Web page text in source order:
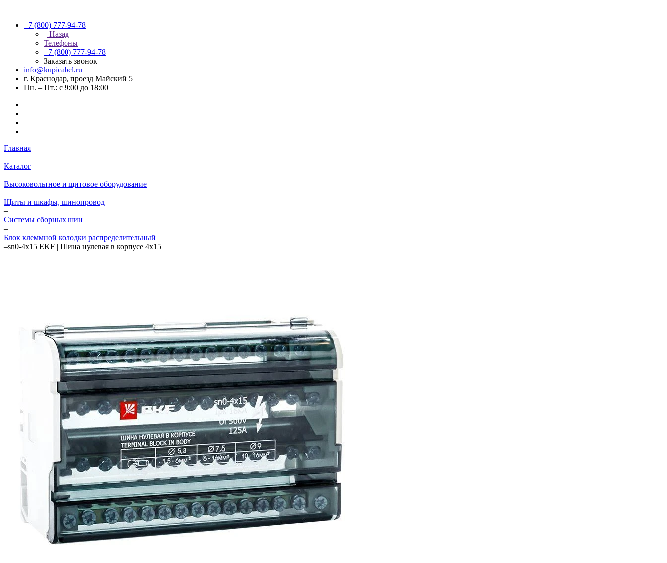
+7 (800) 777-94-78
Назад
Телефоны
+7 (800) 777-94-78
Заказать звонок
info@kupicabel.ru
г. Краснодар, проезд Майский 5
Пн. – Пт.: с 9:00 до 18:00
Главная
–
Каталог
–
Высоковольтное и щитовое оборудование
–
Щиты и шкафы, шинопровод
–
Системы сборных шин
–
Блок клеммной колодки распределительный
–sn0-4x15 EKF | Шина нулевая в корпусе 4х15